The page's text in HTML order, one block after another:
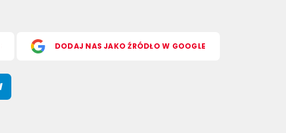
DODAJ NAS JAKO ŹRÓDŁO W GOOGLE